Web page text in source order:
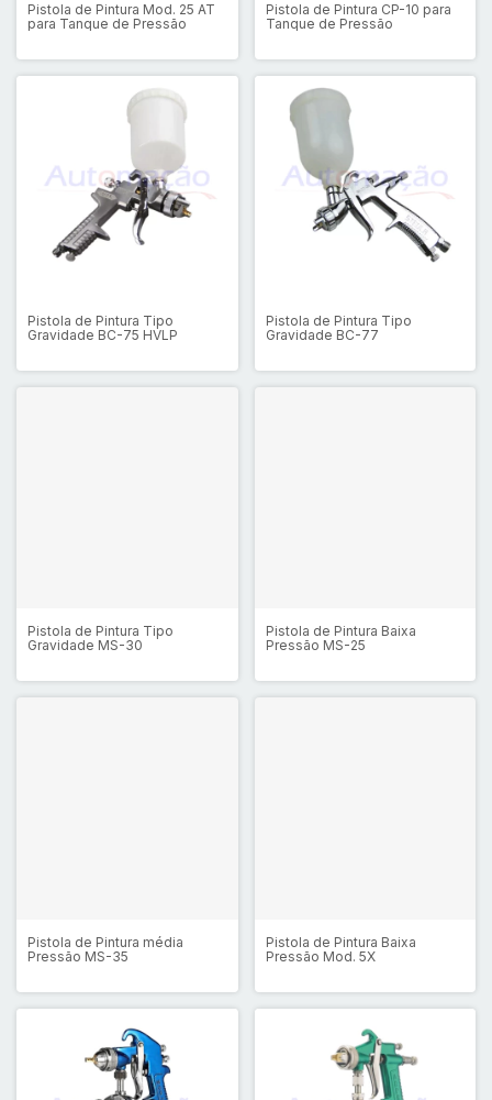
Pistola de Pintura Mod. 25 AT
para Tanque de Pressão
Pistola de Pintura CP-10 para
Tanque de Pressão
Pistola de Pintura Tipo
Gravidade BC-75 HVLP
Pistola de Pintura Tipo
Gravidade BC-77
Pistola de Pintura Tipo
Gravidade MS-30
Pistola de Pintura Baixa
Pressão MS-25
Pistola de Pintura média
Pressão MS-35
Pistola de Pintura Baixa
Pressão Mod. 5X